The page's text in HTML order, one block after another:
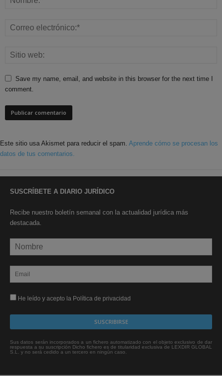
Save my name, email, and website in this browser for the next time I
comment.
Este sitio usa Akismet para reducir el spam. Aprende cómo se procesan los
datos de tus comentarios.
SUSCRÍBETE A DIARIO JURÍDICO
Recibe nuestro boletín semanal con la actualidad jurídica más
destacada.
He leído y acepto la Política de privacidad
Sus datos serán incorporados a un fichero automatizado con el objeto exclusivo de dar
respuesta a su suscripción Dicho fichero es de titularidad exclusiva de LEXDIR GLOBAL
S.L. y no será cedido a un tercero en ningún caso.